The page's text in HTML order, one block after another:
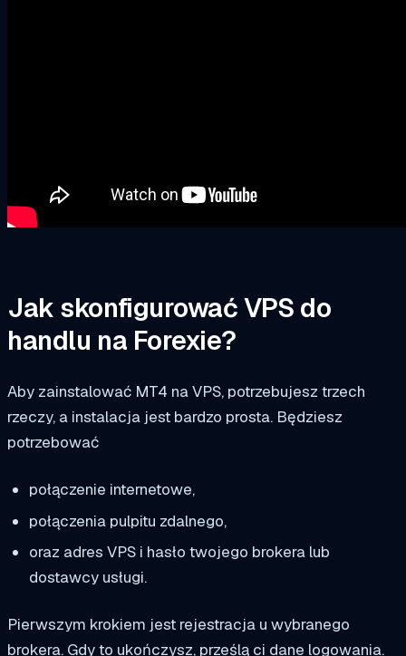
Jak skonfigurować VPS do
handlu na Forexie?
Aby zainstalować MT4 na VPS, potrzebujesz trzech
rzeczy, a instalacja jest bardzo prosta. Będziesz
potrzebować
połączenie internetowe,
połączenia pulpitu zdalnego,
oraz adres VPS i hasło twojego brokera lub
dostawcy usługi.
Pierwszym krokiem jest rejestracja u wybranego
brokera. Gdy to ukończysz, prześlą ci dane logowania.